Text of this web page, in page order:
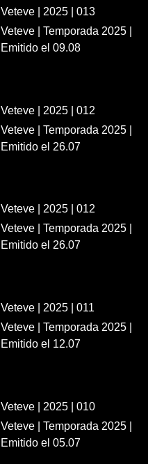
Veteve | 2025 | 013
Veteve | Temporada 2025 |
Emitido el 09.08
Veteve | 2025 | 012
Veteve | Temporada 2025 |
Emitido el 26.07
Veteve | 2025 | 012
Veteve | Temporada 2025 |
Emitido el 26.07
Veteve | 2025 | 011
Veteve | Temporada 2025 |
Emitido el 12.07
Veteve | 2025 | 010
Veteve | Temporada 2025 |
Emitido el 05.07